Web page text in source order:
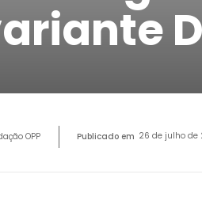
OPP Publicado em 26 de julho de